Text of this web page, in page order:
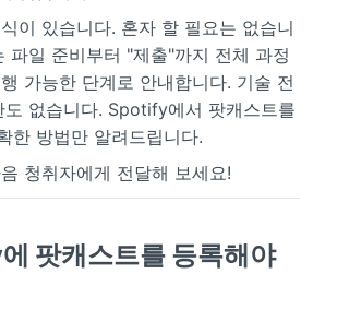
이 있습니다. 혼자 할 필요는 없습니
파일 준비부터 "제출"까지 전체 과정
가능한 단계로 안내합니다. 기술 전
도 없습니다. Spotify에서 팟캐스트를
한 방법만 알려드립니다.
청취자에게 전달해 보세요!
팟캐스트를 등록해야